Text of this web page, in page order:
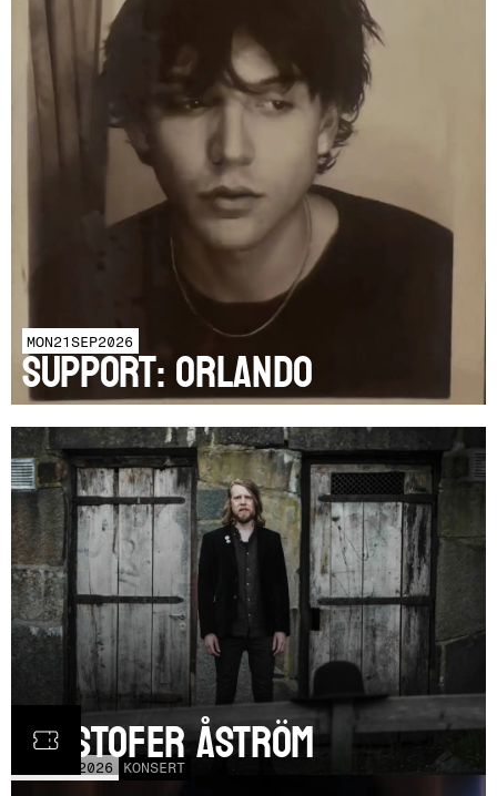
MON21SEP2026
SUPPORT: Orlando
2026 KONSERT
Kristofer Åström